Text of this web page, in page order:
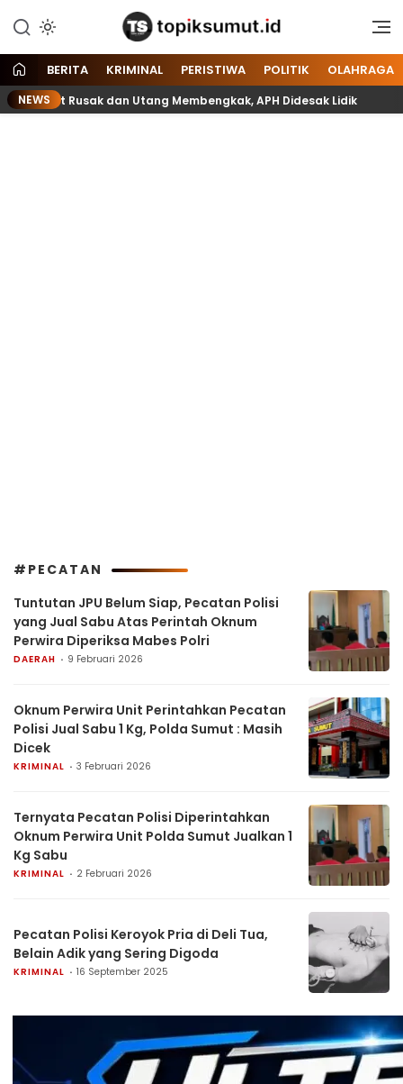
Topik Sumut
Memberitakan Seputar
dan Nasional
BERITA KRIMINAL PERISTIWA POLITIK OLAHRAGA
NEWSLift Rusak dan Utang Membengkak, APH Didesak Lidik
#PECATAN
Tuntutan JPU Belum Siap, Pecatan Polisi
yang Jual Sabu Atas Perintah Oknum
Perwira Diperiksa Mabes Polri
DAERAH 9 Februari 2026
Oknum Perwira Unit Perintahkan Pecatan
Polisi Jual Sabu 1 Kg, Polda Sumut : Masih
Dicek
KRIMINAL 3 Februari 2026
Ternyata Pecatan Polisi Diperintahkan
Oknum Perwira Unit Polda Sumut Jualkan 1
Kg Sabu
KRIMINAL 2 Februari 2026
Pecatan Polisi Keroyok Pria di Deli Tua,
Belain Adik yang Sering Digoda
KRIMINAL 16 September 2025